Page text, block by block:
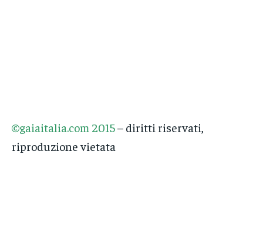
©gaiaitalia.com 2015– diritti riservati,
riproduzione vietata